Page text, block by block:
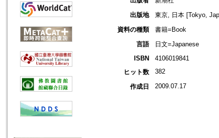
出版地
東京, 日本 [Tokyo,
資料の種類
書籍=Book
言語
日文=Japanese
ISBN
4106019841
ヒット数
382
作成日 2009.07.17